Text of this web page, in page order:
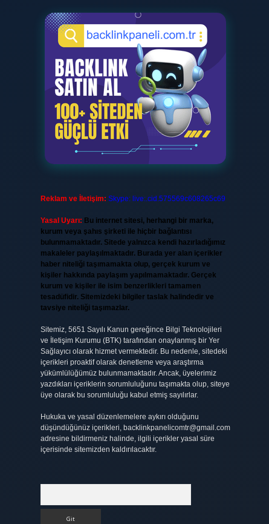
Reklam ve İletişim: Skype: live:.cid.575569c608265c69
Yasal Uyarı: Bu internet sitesi, herhangi bir marka,
kurum veya şahıs şirketi ile hiçbir bağlantısı
bulunmamaktadır. Sitede yalnızca kendi hazırladığımız
makaleler paylaşılmaktadır. Burada yer alan içerikler
haber niteliği taşımamakta olup, gerçek kurum ve
kişiler hakkında paylaşım yapılmamaktadır. Gerçek
kurum ve kişiler ile isim benzerlikleri tamamen
tesadüfidir. Sitemizdeki bilgiler taslak halindedir ve
tavsiye niteliği taşımazlar.
Sitemiz, 5651 Sayılı Kanun gereğince Bilgi Teknolojileri
ve İletişim Kurumu (BTK) tarafından onaylanmış bir Yer
Sağlayıcı olarak hizmet vermektedir. Bu nedenle, sitedeki
içerikleri proaktif olarak denetleme veya araştırma
yükümlülüğümüz bulunmamaktadır. Ancak, üyelerimiz
yazdıkları içeriklerin sorumluluğunu taşımakta olup, siteye
üye olarak bu sorumluluğu kabul etmiş sayılırlar.
Hukuka ve yasal düzenlemelere aykırı olduğunu
düşündüğünüz içerikleri, backlinkpanelicomtr@gmail.com
adresine bildirmeniz halinde, ilgili içerikler yasal süre
içerisinde sitemizden kaldırılacaktır.